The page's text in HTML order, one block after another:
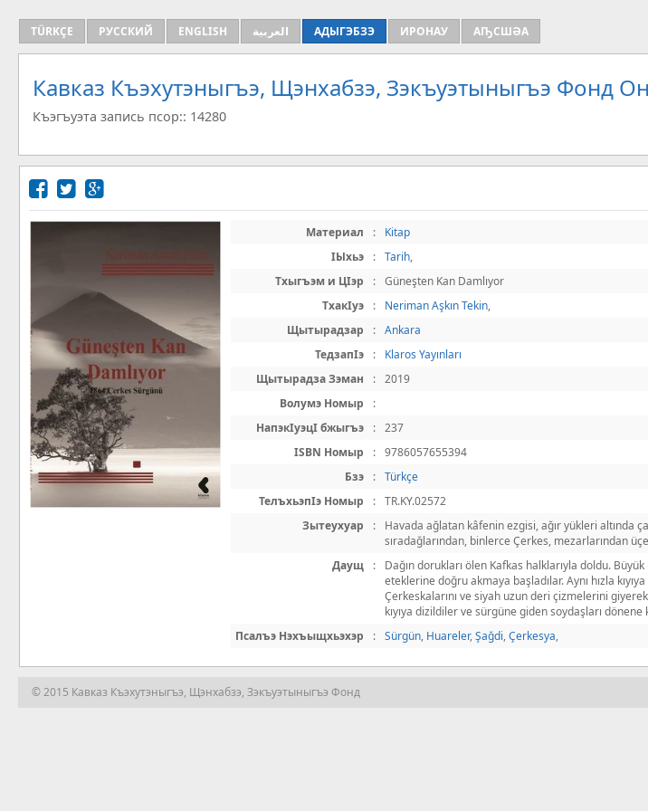
TÜRKÇE РУССКИЙ ENGLISH العربية АДЫГЭБЗЭ ИРОНАУ АҦСШӘА
Кавказ Къэхутэныгъэ, Щэнхабзэ, Зэкъуэтыныгъэ Фонд
Къэгъуэта запись псор:: 14280
Материал :
Kitap
IЫхьэ
: Tarih,
Тхыгъэм и ЦIэр
:
Güneşten Kan Damlıyor
ТхакIуэ
: Neriman Aşkın Tekin,
Щытырадзар
:
Ankara
ТедзапIэ
:
Klaros Yayınları
Щытырадза Зэман
:
2019
Волумэ Номыр
:
НапэкIуэцI бжыгъэ
:
237
ISBN Номыр
:
9786057655394
Бзэ
:
Türkçe
ТелъхьэпIэ Номыр
:
TR.KY.02572
Зытеухуар
:
Havada ağlatan kâfenin ezgisi, ağır yükleri altında
sıradağlarından, binlerce Çerkes, mezarlarından
Даущ
:
Dağın dorukları ölen Kafkas halklarıyla doldu.
eteklerine doğru akmaya başladılar. Aynı hızla
Çerkeskalarını ve siyah uzun deri çizmelerini
kıyıya dizildiler ve sürgüne giden soydaşları
Псалъэ Нэхъыщхьэхэр
: Sürgün, Huareler,Şağdi,Çerkesya,
© 2015 Кавказ Къэхутэныгъэ, Щэнхабзэ, Зэкъуэтыныгъэ Фонд